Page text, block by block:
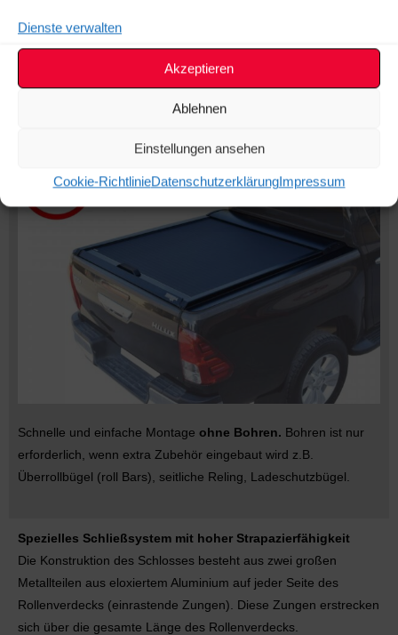
Dienste verwalten
Akzeptieren
Ablehnen
Einstellungen ansehen
Cookie-RichtlinieDatenschutzerklärungImpressum
Schnelle und einfache Montage ohne Bohren. Bohren ist nur
erforderlich, wenn extra Zubehör eingebaut wird z.B.
Überrollbügel (roll Bars), seitliche Reling, Ladeschutzbügel.
Spezielles Schließsystem mit hoher Strapazierfähigkeit
Die Konstruktion des Schlosses besteht aus zwei großen
Metallteilen aus eloxiertem Aluminium auf jeder Seite des
Rollenverdecks (einrastende Zungen). Diese Zungen erstrecken
sich über die gesamte Länge des Rollenverdecks.